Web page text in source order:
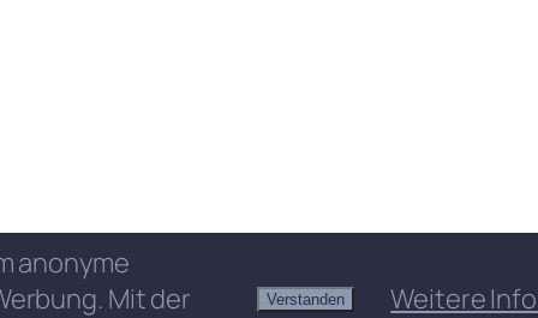
anonyme
Mit der
Verstanden Weitere